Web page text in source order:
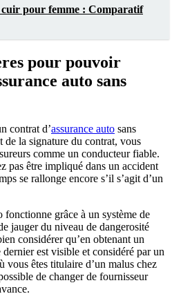
cuir pour femme : Comparatif
pour pouvoir
auto sans
contrat d’assurance auto sans
de la signature du contrat, vous
comme un conducteur fiable.
pas être impliqué dans un accident
se rallonge encore s’il s’agit d’un
fonctionne grâce à un système de
jauger du niveau de dangerosité
considérer qu’en obtenant un
est visible et considéré par un
vous êtes titulaire d’un malus chez
de changer de fournisseur